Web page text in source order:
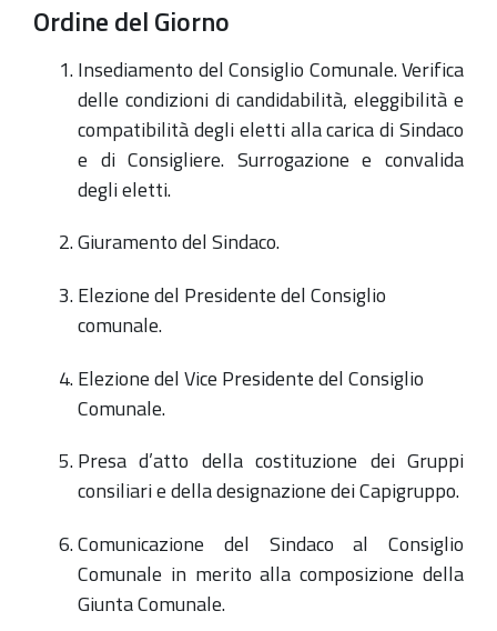
Ordine del Giorno
Insediamento del Consiglio Comunale. Verifica
delle condizioni di candidabilità, eleggibilità e
compatibilità degli eletti alla carica di Sindaco
e di Consigliere. Surrogazione e convalida
degli eletti.
Giuramento del Sindaco.
Elezione del Presidente del Consiglio
comunale.
Elezione del Vice Presidente del Consiglio
Comunale.
Presa d’atto della costituzione dei Gruppi
consiliari e della designazione dei Capigruppo.
Comunicazione del Sindaco al Consiglio
Comunale in merito alla composizione della
Giunta Comunale.